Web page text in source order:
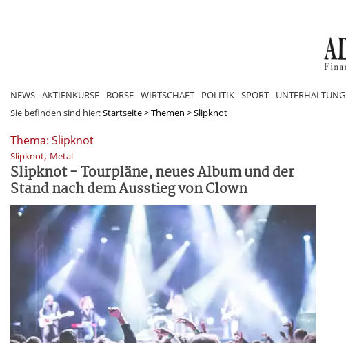
NEWS AKTIENKURSE BÖRSE WIRTSCHAFT POLITIK SPORT UNTERHALTUNG
Sie befinden sind hier:Startseite>Themen >Slipknot
Thema: Slipknot
Slipknot, Metal
Slipknot - Tourpläne, neues Album und der
Stand nach dem Ausstieg von Clown